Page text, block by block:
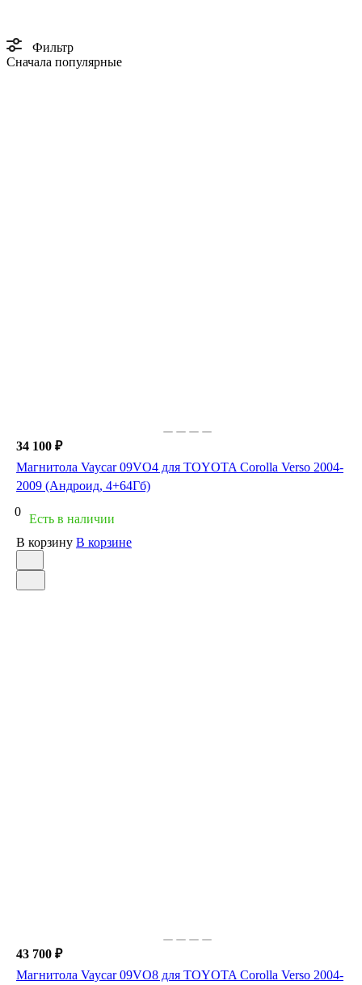
Фильтр
Сначала популярные
34 100 ₽
Магнитола Vaycar 09VO4 для TOYOTA Corolla Verso 2004-
2009 (Андроид, 4+64Гб)
0
Есть в наличии
В корзину В корзине
43 700 ₽
Магнитола Vaycar 09VO8 для TOYOTA Corolla Verso 2004-